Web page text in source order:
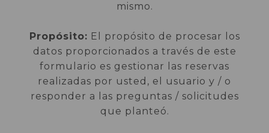
mismo.
Propósito: El propósito de procesar los
datos proporcionados a través de este
formulario es gestionar las reservas
realizadas por usted, el usuario y / o
responder a las preguntas / solicitudes
que planteó.